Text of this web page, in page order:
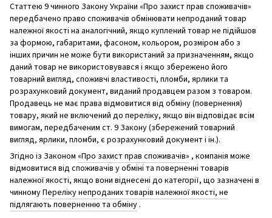
Статтею 9 чинного Закону України «Про захист прав споживачів»
передбачено право споживачів обмінювати непроданий товар
належної якості на аналогічний, якщо куплений товар не підійшов
за формою, габаритами, фасоном, кольором, розміром або з
інших причин не може бути використаний за призначенням, якщо
даний товар не використовувався і якщо збережено його
товарний вигляд, споживчі властивості, пломби, ярлики та
розрахунковий документ, виданий продавцем разом з товаром.
Продавець не має права відмовитися від обміну (повернення)
товару, який не включений до переліку, якщо він відповідає всім
вимогам, передбаченим ст. 9 Закону (збережений товарний
вигляд, ярлики, пломби, є розрахунковий документ і ін.).
Згідно із Законом «Про захист прав споживачів» , компанія може
відмовитися від споживачів у обміні та поверненні товарів
належної якості, якщо вони віднесені до категорії, що зазначені в
чинномуПереліку непроданих товарів належної якості, не
підлягають поверненню та обміну .